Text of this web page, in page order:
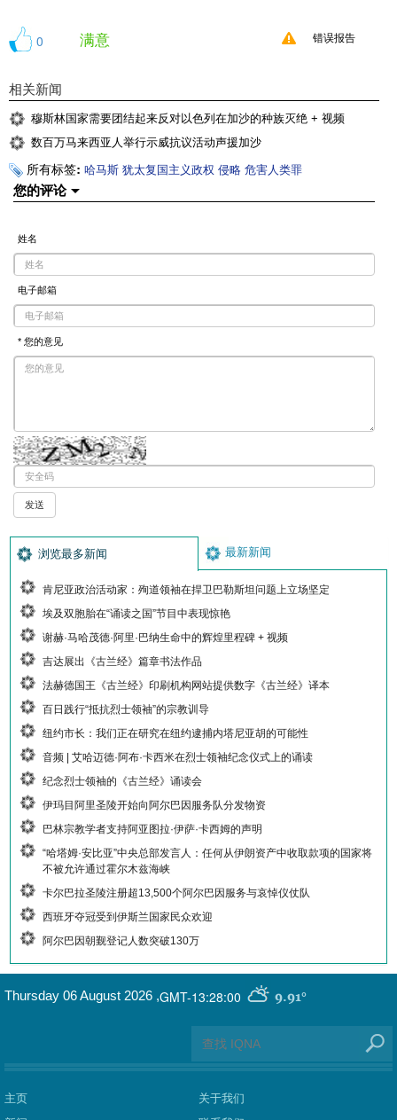
0 满意 错误报告
相关新闻
穆斯林国家需要团结起来反对以色列在加沙的种族灭绝 + 视频
数百万马来西亚人举行示威抗议活动声援加沙
所有标签: 哈马斯 犹太复国主义政权 侵略 危害人类罪
您的评论
姓名
电子邮箱
* 您的意见
浏览最多新闻 最新新闻
肯尼亚政治活动家：殉道领袖在捍卫巴勒斯坦问题上立场坚定
埃及双胞胎在“诵读之国”节目中表现惊艳
谢赫·马哈茂德·阿里·巴纳生命中的辉煌里程碑 + 视频
吉达展出《古兰经》篇章书法作品
法赫德国王《古兰经》印刷机构网站提供数字《古兰经》译本
百日践行“抵抗烈士领袖”的宗教训导
纽约市长：我们正在研究在纽约逮捕内塔尼亚胡的可能性
音频 | 艾哈迈德·阿布·卡西米在烈士领袖纪念仪式上的诵读
纪念烈士领袖的《古兰经》诵读会
伊玛目阿里圣陵开始向阿尔巴因服务队分发物资
巴林宗教学者支持阿亚图拉·伊萨·卡西姆的声明
“哈塔姆·安比亚”中央总部发言人：任何从伊朗资产中收取款项的国家将
不被允许通过霍尔木兹海峡
卡尔巴拉圣陵注册超13,500个阿尔巴因服务与哀悼仪仗队
西班牙夺冠受到伊斯兰国家民众欢迎
阿尔巴因朝觐登记人数突破130万
GMT-13:28:00 9.91°
Thursday 06 August 2026 ,
主页
关于我们